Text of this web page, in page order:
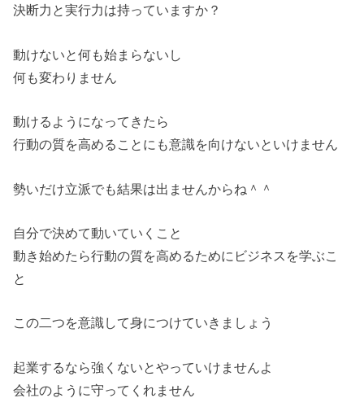
決断力と実行力は持っていますか？
動けないと何も始まらないし
何も変わりません
動けるようになってきたら
行動の質を高めることにも意識を向けないといけません
勢いだけ立派でも結果は出ませんからね＾＾
自分で決めて動いていくこと
動き始めたら行動の質を高めるためにビジネスを学ぶこ
と
この二つを意識して身につけていきましょう
起業するなら強くないとやっていけませんよ
会社のように守ってくれません